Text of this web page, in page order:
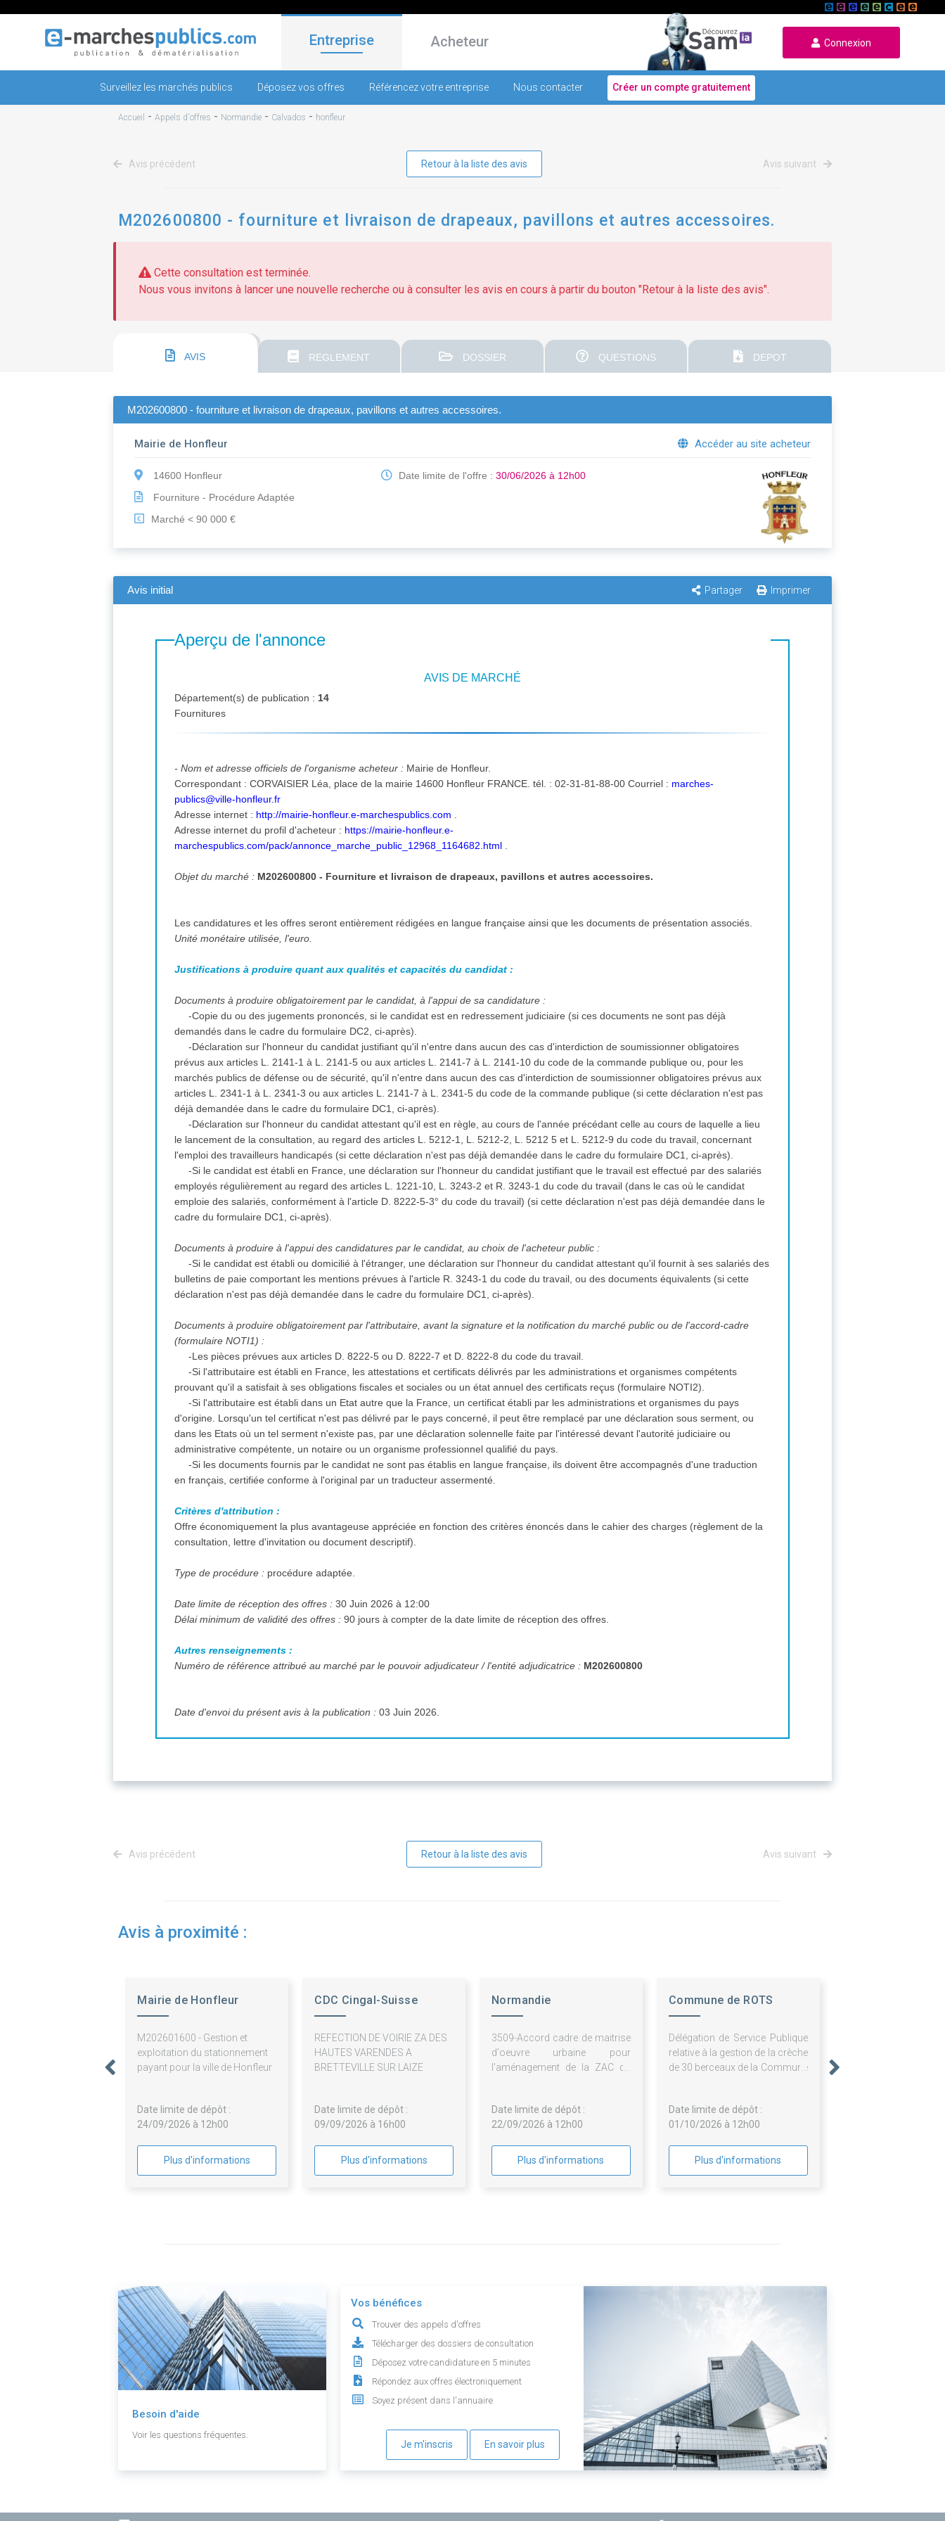
Entreprise Acheteur Connexion
Surveillez les marchés publics Déposez vos offres Référencez votre entreprise Nous contacter Créer un compte gratuitement
Accueil - Appels d'offres - Normandie - Calvados - honfleur
Avis précédent Retour à la liste des avis Avis suivant
M202600800 - fourniture et livraison de drapeaux, pavillons et autres accessoires.
Cette consultation est terminée.
Nous vous invitons à lancer une nouvelle recherche ou à consulter les avis en cours à partir du bouton "Retour à la liste des avis".
AVIS REGLEMENT DOSSIER QUESTIONS DEPOT
M202600800 - fourniture et livraison de drapeaux, pavillons et autres accessoires.
Mairie de Honfleur Accéder au site acheteur
14600 Honfleur
Fourniture - Procédure Adaptée
€ Marché < 90 000 €
Date limite de l'offre :30/06/2026 à 12h00
Avis initial Partager Imprimer
Aperçu de l'annonce
AVIS DE MARCHÉ
Département(s) de publication :14
Fournitures
- Nom et adresse officiels de l'organisme acheteur : Mairie de Honfleur.
Correspondant : CORVAISIER Léa, place de la mairie 14600 Honfleur FRANCE. tél. : 02-31-81-88-00 Courriel : marches-
publics@ville-honfleur.fr
Adresse internet : http://mairie-honfleur.e-marchespublics.com
Adresse internet du profil d'acheteur : https://mairie-honfleur.e-
marchespublics.com/pack/annonce_marche_public_12968_1164682.html
Objet du marché : M202600800 - Fourniture et livraison de drapeaux, pavillons et autres accessoires.
Les candidatures et les offres seront entièrement rédigées en langue française ainsi que les documents de présentation associés.
Unité monétaire utilisée, l'euro.
Justifications à produire quant aux qualités et capacités du candidat :
Documents à produire obligatoirement par le candidat, à l'appui de sa candidature :
-Copie du ou des jugements prononcés, si le candidat est en redressement judiciaire (si ces documents ne sont pas déjà
demandés dans le cadre du formulaire DC2, ci-après).
-Déclaration sur l'honneur du candidat justifiant qu'il n'entre dans aucun des cas d'interdiction de soumissionner obligatoires
prévus aux articles L. 2141-1 à L. 2141-5 ou aux articles L. 2141-7 à L. 2141-10 du code de la commande publique ou, pour les
marchés publics de défense ou de sécurité, qu'il n'entre dans aucun des cas d'interdiction de soumissionner obligatoires prévus aux
articles L. 2341-1 à L. 2341-3 ou aux articles L. 2141-7 à L. 2341-5 du code de la commande publique (si cette déclaration n'est pas
déjà demandée dans le cadre du formulaire DC1, ci-après).
-Déclaration sur l'honneur du candidat attestant qu'il est en règle, au cours de l'année précédant celle au cours de laquelle a lieu
le lancement de la consultation, au regard des articles L. 5212-1, L. 5212-2, L. 5212 5 et L. 5212-9 du code du travail, concernant
l'emploi des travailleurs handicapés (si cette déclaration n'est pas déjà demandée dans le cadre du formulaire DC1, ci-après).
-Si le candidat est établi en France, une déclaration sur l'honneur du candidat justifiant que le travail est effectué par des salariés
employés régulièrement au regard des articles L. 1221-10, L. 3243-2 et R. 3243-1 du code du travail (dans le cas où le candidat
emploie des salariés, conformément à l'article D. 8222-5-3° du code du travail) (si cette déclaration n'est pas déjà demandée dans le
cadre du formulaire DC1, ci-après).
Documents à produire à l'appui des candidatures par le candidat, au choix de l'acheteur public :
-Si le candidat est établi ou domicilié à l'étranger, une déclaration sur l'honneur du candidat attestant qu'il fournit à ses salariés des
bulletins de paie comportant les mentions prévues à l'article R. 3243-1 du code du travail, ou des documents équivalents (si cette
déclaration n'est pas déjà demandée dans le cadre du formulaire DC1, ci-après).
Documents à produire obligatoirement par l'attributaire, avant la signature et la notification du marché public ou de l'accord-cadre
(formulaire NOTI1) :
-Les pièces prévues aux articles D. 8222-5 ou D. 8222-7 et D. 8222-8 du code du travail.
-Si l'attributaire est établi en France, les attestations et certificats délivrés par les administrations et organismes compétents
prouvant qu'il a satisfait à ses obligations fiscales et sociales ou un état annuel des certificats reçus (formulaire NOTI2).
-Si l'attributaire est établi dans un Etat autre que la France, un certificat établi par les administrations et organismes du pays
d'origine. Lorsqu'un tel certificat n'est pas délivré par le pays concerné, il peut être remplacé par une déclaration sous serment, ou
dans les Etats où un tel serment n'existe pas, par une déclaration solennelle faite par l'intéressé devant l'autorité judiciaire ou
administrative compétente, un notaire ou un organisme professionnel qualifié du pays.
-Si les documents fournis par le candidat ne sont pas établis en langue française, ils doivent être accompagnés d'une traduction
en français, certifiée conforme à l'original par un traducteur assermenté.
Critères d'attribution :
Offre économiquement la plus avantageuse appréciée en fonction des critères énoncés dans le cahier des charges (règlement de la
consultation, lettre d'invitation ou document descriptif).
Type de procédure : procédure adaptée.
Date limite de réception des offres :30 Juin 2026 à 12:00
Délai minimum de validité des offres :
90 jours à compter de la date limite de réception des offres.
Autres renseignements :
Numéro de référence attribué au marché par le pouvoir adjudicateur / l'entité adjudicatrice : M202600800
Date d'envoi du présent avis à la publication :03 Juin 2026.
Avis précédent Retour à la liste des avis Avis suivant
Avis à proximité :
Mairie de Honfleur
M202601600 - Gestion et
exploitation du stationnement
payant pour la ville de Honfleur
Date limite de dépôt :
24/09/2026 à 12h00
Plus d'informations
CDC Cingal-Suisse
Normande
REFECTION DE VOIRIE ZA DES
HAUTES VARENDES A
BRETTEVILLE SUR LAIZE
Date limite de dépôt :
09/09/2026 à 16h00
Plus d'informations
Normandie
Aménagement
3509-Accord cadre de maitrise
d'oeuvre urbaine pour
l'aménagement de la ZAC du
Date limite de dépôt :
22/09/2026 à 12h00
Plus d'informations
Commune de ROTS
Délégation de Service Publique
relative à la gestion de la crèche
de 30 berceaux de la Commune
Date limite de dépôt :
01/10/2026 à 12h00
Plus d'informations
Besoin d'aide
Voir les questions fréquentes.
Vos bénéfices
Trouver des appels d'offres
Télécharger des dossiers de consultation
Déposez votre candidature en 5 minutes
Répondez aux offres électroniquement
Soyez présent dans l'annuaire
Je m'inscris En savoir plus